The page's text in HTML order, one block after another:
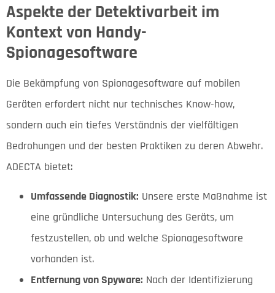
Aspekte der Detektivarbeit im
Kontext von Handy-
Spionagesoftware
Die Bekämpfung von Spionagesoftware auf mobilen
Geräten erfordert nicht nur technisches Know-how,
sondern auch ein tiefes Verständnis der vielfältigen
Bedrohungen und der besten Praktiken zu deren Abwehr.
ADECTA bietet:
Umfassende Diagnostik: Unsere erste Maßnahme ist
eine gründliche Untersuchung des Geräts, um
festzustellen, ob und welche Spionagesoftware
vorhanden ist.
Entfernung von Spyware: Nach der Identifizierung